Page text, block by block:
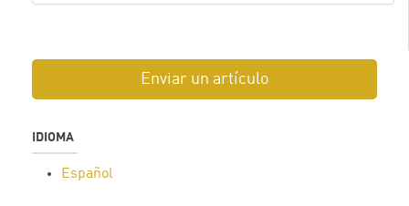
Enviar un artículo
IDIOMA
Español